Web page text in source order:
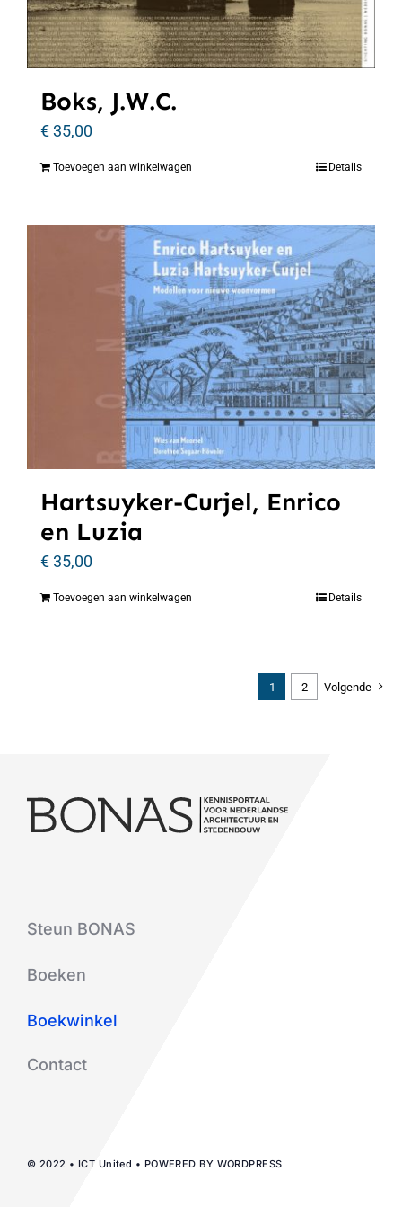
Boks, J.W.C.
€35,00
Toevoegen aan winkelwagen Details
Hartsuyker-Curjel, Enrico
en Luzia
€35,00
Toevoegen aan winkelwagen Details
1 2 Volgende
Steun BONAS
Boeken
Boekwinkel
Contact
© 2022 • ICT United • POWERED BY WORDPRESS